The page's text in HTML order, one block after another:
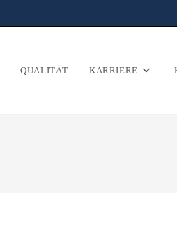
QUALITÄT KARRIERE